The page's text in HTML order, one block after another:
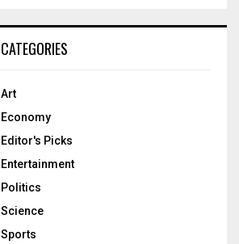
CATEGORIES
Art
Economy
Editor's Picks
Entertainment
Politics
Science
Sports